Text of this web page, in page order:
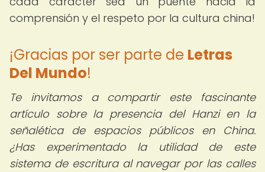
comprensión y el respeto por la cultura china!
¡Gracias por ser parte de Letras
Del Mundo!
Te invitamos a compartir este fascinante
artículo sobre la presencia del Hanzi en la
señalética de espacios públicos en China.
¿Has experimentado la utilidad de este
sistema de escritura al navegar por las calles